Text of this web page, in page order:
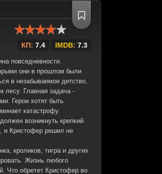
КП: 7.4 IMDB: 7.3
повседневности.
они в прошлом были
в незабываемое детство,
лесу. Главная задача -
Герои хотят быть
катастрофу.
возникнуть крепкий
и Кристофер решил не
кроликов, тигра и других
Жизнь любого
Что обретет Кристофер во